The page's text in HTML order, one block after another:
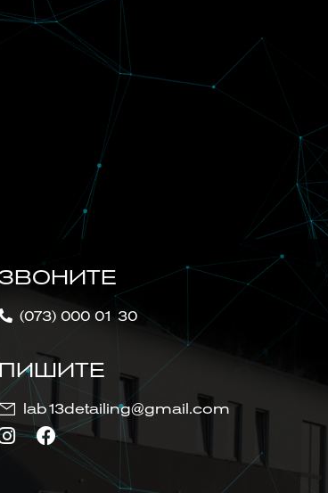
(073) 000 01 30
ПИШИТЕ
lab13detailing@gmail.com